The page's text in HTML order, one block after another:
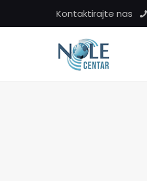
Kontaktirajte nas